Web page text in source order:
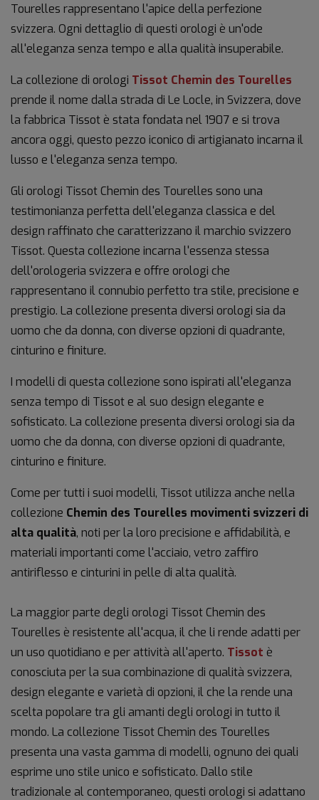
Tourelles rappresentano l'apice della perfezione
svizzera. Ogni dettaglio di questi orologi è un'ode
all'eleganza senza tempo e alla qualità insuperabile.
La collezione di orologi Tissot Chemin des Tourelles
prende il nome dalla strada di Le Locle, in Svizzera, dove
la fabbrica Tissot è stata fondata nel 1907 e si trova
ancora oggi, questo pezzo iconico di artigianato incarna il
lusso e l'eleganza senza tempo.
Gli orologi Tissot Chemin des Tourelles sono una
testimonianza perfetta dell'eleganza classica e del
design raffinato che caratterizzano il marchio svizzero
Tissot. Questa collezione incarna l'essenza stessa
dell'orologeria svizzera e offre orologi che
rappresentano il connubio perfetto tra stile, precisione e
prestigio. La collezione presenta diversi orologi sia da
uomo che da donna, con diverse opzioni di quadrante,
cinturino e finiture.
I modelli di questa collezione sono ispirati all'eleganza
senza tempo di Tissot e al suo design elegante e
sofisticato. La collezione presenta diversi orologi sia da
uomo che da donna, con diverse opzioni di quadrante,
cinturino e finiture.
Come per tutti i suoi modelli, Tissot utilizza anche nella
collezione Chemin des Tourelles movimenti svizzeri di
alta qualità, noti per la loro precisione e affidabilità, e
materiali importanti come l'acciaio, vetro zaffiro
antiriflesso e cinturini in pelle di alta qualità.
La maggior parte degli orologi Tissot Chemin des
Tourelles è resistente all'acqua, il che li rende adatti per
un uso quotidiano e per attività all'aperto. Tissot è
conosciuta per la sua combinazione di qualità svizzera,
design elegante e varietà di opzioni, il che la rende una
scelta popolare tra gli amanti degli orologi in tutto il
mondo. La collezione Tissot Chemin des Tourelles
presenta una vasta gamma di modelli, ognuno dei quali
esprime uno stile unico e sofisticato. Dallo stile
tradizionale al contemporaneo, questi orologi si adattano